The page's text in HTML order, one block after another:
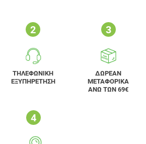
ΤΗΛΕΦΩΝΙΚΗ
ΕΞΥΠΗΡΕΤΗΣΗ
ΔΩΡΕΑΝ
ΜΕΤΑΦΟΡΙΚΑ
ΑΝΩ ΤΩΝ 69€